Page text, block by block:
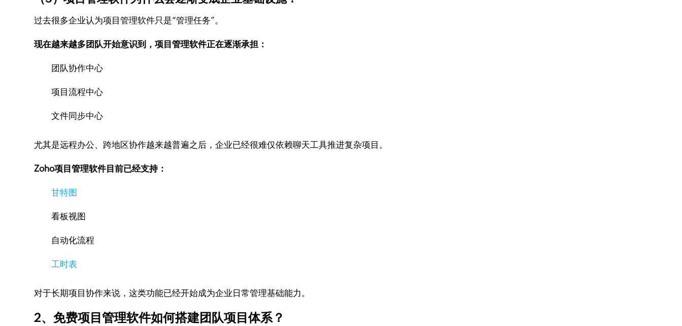
过去很多企业认为项目管理软件只是“管理任务”。
现在越来越多团队开始意识到，项目管理软件正在逐渐承担：
团队协作中心
项目流程中心
文件同步中心
尤其是远程办公、跨地区协作越来越普遍之后，企业已经很难仅依赖聊天工具推进复杂项目。
Zoho项目管理软件目前已经支持：
甘特图
看板视图
自动化流程
工时表
对于长期项目协作来说，这类功能已经开始成为企业日常管理基础能力。
2、免费项目管理软件如何搭建团队项目体系？